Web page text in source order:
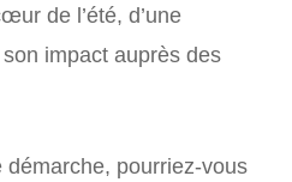
de l’été, d’une
impact auprès des
pourriez-vous